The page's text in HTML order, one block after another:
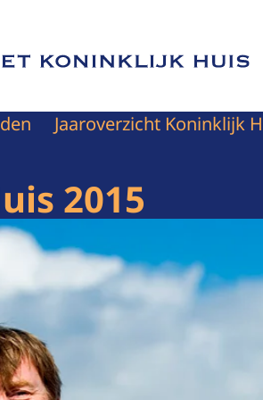
van Het Koninklijk Huis
Jaaroverzicht Koninklijk
2015